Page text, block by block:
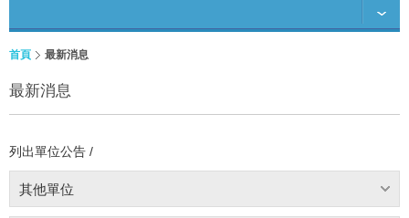
首頁 最新消息
最新消息
列出單位公告 /
其他單位